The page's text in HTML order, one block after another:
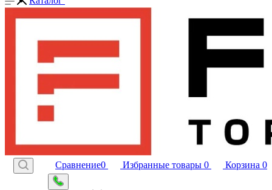
Сравнение0 Избранные товары 0 Корзина 0